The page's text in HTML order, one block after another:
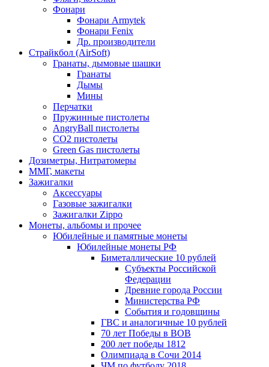
Фонари
Фонари Armytek
Фонари Fenix
Др. производители
Страйкбол (AirSoft)
Гранаты, дымовые шашки
Гранаты
Дымы
Мины
Перчатки
Пружинные пистолеты
AngryBall пистолеты
CO2 пистолеты
Green Gas пистолеты
Дозиметры, Нитратомеры
ММГ, макеты
Зажигалки
Аксессуары
Газовые зажигалки
Зажигалки Zippo
Монеты, альбомы и прочее
Юбилейные и памятные монеты
Юбилейные монеты РФ
Биметаллические 10 рублей
Субъекты Российской
Федерации
Древние города России
Министерства РФ
События и годовщины
ГВС и аналогичные 10 рублей
70 лет Победы в ВОВ
200 лет победы 1812
Олимпиада в Сочи 2014